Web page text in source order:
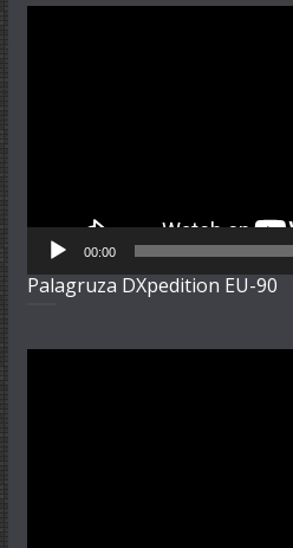
00:00
Palagruza DXpedition EU-90